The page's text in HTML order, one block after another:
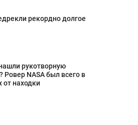
рекордно долгое
рукотворную
Ровер NASA был всего в
от находки